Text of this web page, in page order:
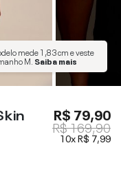
mede1,83 cme veste
M Saiba mais
R$ 79,90
R$ 169,90
10xR$ 7,99